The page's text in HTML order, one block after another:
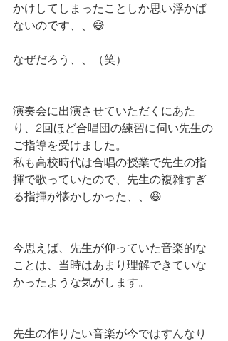
かけしてしまったことしか思い浮かば
ないのです、、😅
なぜだろう、、（笑）
演奏会に出演させていただくにあた
り、2回ほど合唱団の練習に伺い先生の
ご指導を受けました。
私も高校時代は合唱の授業で先生の指
揮で歌っていたので、先生の複雑すぎ
る指揮が懐かしかった、、😆
今思えば、先生が仰っていた音楽的な
ことは、当時はあまり理解できていな
かったような気がします。
先生の作りたい音楽が今ではすんなり